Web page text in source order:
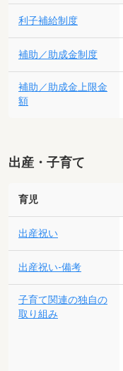
利子補給制度
補助／助成金制度
補助／助成金上限金
額
出産・子育て
育児
出産祝い
出産祝い-備考
子育て関連の独自の
取り組み